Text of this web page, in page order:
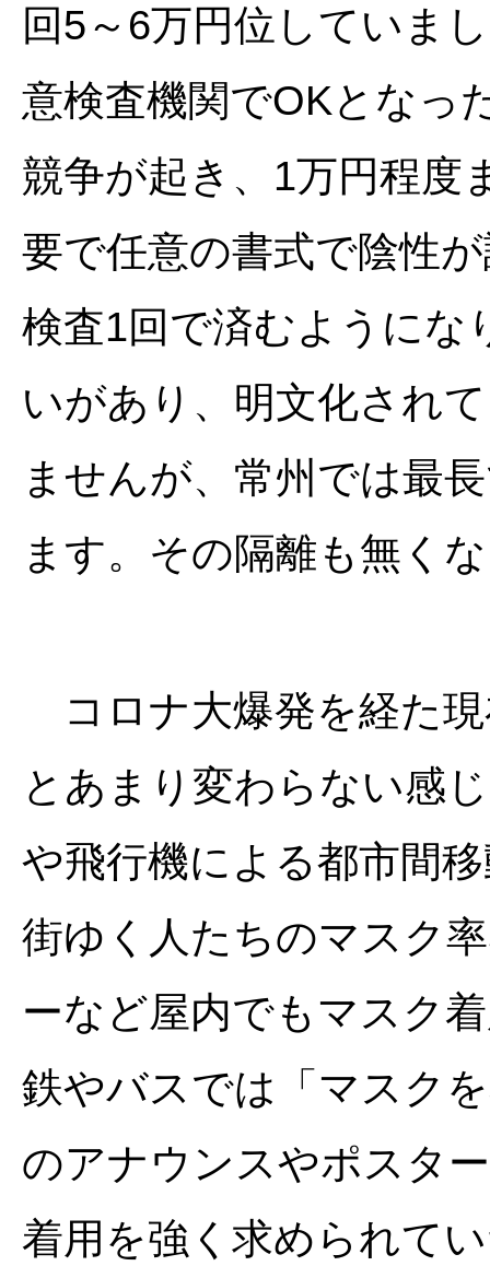
回5～6万円位していま
意検査機関でOKとなっ
競争が起き、1万円程度
要で任意の書式で陰性
検査1回で済むようにな
いがあり、明文化され
ませんが、常州では最
ます。その隔離も無く
コロナ大爆発を経た
とあまり変わらない感
や飛行機による都市間
街ゆく人たちのマスク
ーなど屋内でもマスク
鉄やバスでは「マスク
のアナウンスやポスタ
着用を強く求められて